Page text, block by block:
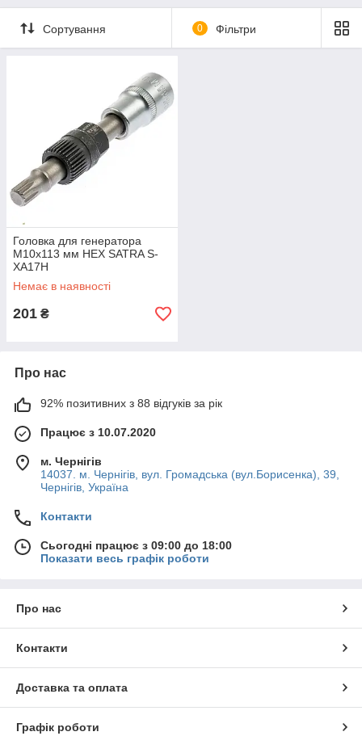
Сортування 0 Фільтри
Головка для генератора
M10x113 мм HEX SATRA S-
XA17H
Немає в наявності
201 ₴
Про нас
92% позитивних з 88 відгуків за рік
Працює з 10.07.2020
м. Чернігів
14037. м. Чернігів, вул. Громадська (вул.Борисенка), 39,
Чернігів, Україна
Контакти
Сьогодні працює з 09:00 до 18:00
Показати весь графік роботи
Про нас
Контакти
Доставка та оплата
Графік роботи